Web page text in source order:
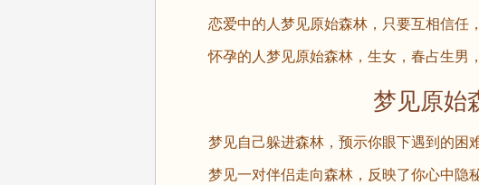
恋爱中的人梦见原始森林，只要互相信任，
怀孕的人梦见原始森林，生女，春占生男，
梦见原始
梦见自己躲进森林，预示你眼下遇到的困难
梦见一对伴侣走向森林，反映了你心中隐秘